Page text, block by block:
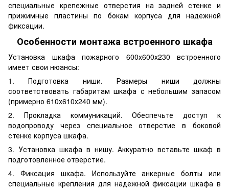
специальные крепежные отверстия на задней стенке и
прижимные пластины по бокам корпуса для надежной
фиксации.
Особенности монтажа встроенного шкафа
Установка шкафа пожарного 600х600х230 встроенного
имеет свои нюансы:
1. Подготовка ниши. Размеры ниши должны
соответствовать габаритам шкафа с небольшим запасом
(примерно 610х610х240 мм).
2. Прокладка коммуникаций. Обеспечьте доступ к
водопроводу через специальное отверстие в боковой
стенке корпуса шкафа.
3. Установка шкафа в нишу. Аккуратно вставьте шкаф в
подготовленное отверстие.
4. Фиксация шкафа. Используйте анкерные болты или
специальные крепления для надежной фиксации шкафа в